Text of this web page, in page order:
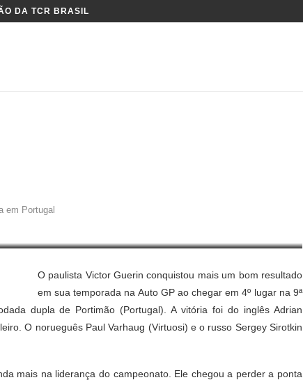
DA TCR BRASIL
em PortugalCORRIDA EM PORTUGAL
O paulista Victor Guerin conquistou mais um bom resultado
em sua temporada na Auto GP ao chegar em 4º lugar na 9ª
dupla de Portimão (Portugal). A vitória foi do inglês Adrian
O norueguês Paul Varhaug (Virtuosi) e o russo Sergey Sirotkin
mais na liderança do campeonato. Ele chegou a perder a ponta